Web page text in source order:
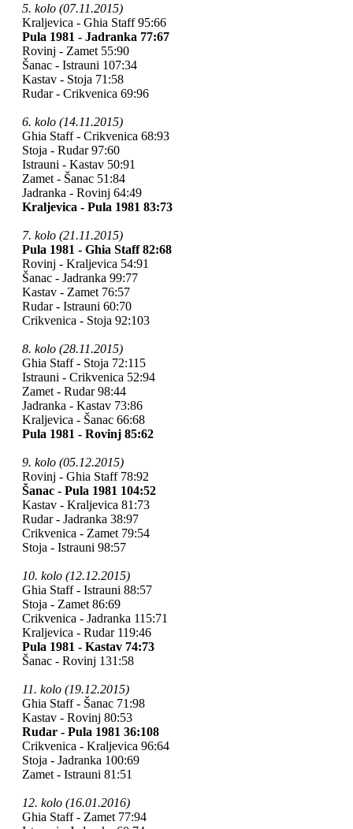
5. kolo (07.11.2015)
Kraljevica - Ghia Staff 95:66
Pula 1981 - Jadranka 77:67
Rovinj - Zamet 55:90
Šanac - Istrauni 107:34
Kastav - Stoja 71:58
Rudar - Crikvenica 69:96
6. kolo (14.11.2015)
Ghia Staff - Crikvenica 68:93
Stoja - Rudar 97:60
Istrauni - Kastav 50:91
Zamet - Šanac 51:84
Jadranka - Rovinj 64:49
Kraljevica - Pula 1981 83:73
7. kolo (21.11.2015)
Pula 1981 - Ghia Staff 82:68
Rovinj - Kraljevica 54:91
Šanac - Jadranka 99:77
Kastav - Zamet 76:57
Rudar - Istrauni 60:70
Crikvenica - Stoja 92:103
8. kolo (28.11.2015)
Ghia Staff - Stoja 72:115
Istrauni - Crikvenica 52:94
Zamet - Rudar98:44
Jadranka - Kastav 73:86
Kraljevica - Šanac 66:68
Pula 1981 - Rovinj 85:62
9. kolo (05.12.2015)
Rovinj - Ghia Staff 78:92
Šanac - Pula 1981 104:52
Kastav - Kraljevica 81:73
Rudar - Jadranka 38:97
Crikvenica - Zamet 79:54
Stoja - Istrauni 98:57
10. kolo (12.12.2015)
Ghia Staff - Istrauni 88:57
Stoja - Zamet 86:69
Crikvenica - Jadranka 115:71
Kraljevica - Rudar 119:46
Pula 1981 - Kastav 74:73
Šanac - Rovinj 131:58
11. kolo (19.12.2015)
Ghia Staff - Šanac 71:98
Kastav - Rovinj 80:53
Rudar - Pula 1981 36:108
Crikvenica - Kraljevica 96:64
Stoja - Jadranka 100:69
Zamet - Istrauni 81:51
12. kolo (16.01.2016)
Ghia Staff - Zamet 77:94